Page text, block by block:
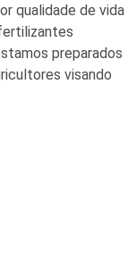
qualidade de vida
preparados
visando